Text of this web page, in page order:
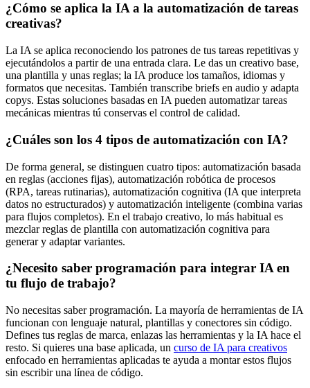
¿Cómo se aplica la IA a la automatización de tareas
creativas?
La IA se aplica reconociendo los patrones de tus tareas repetitivas y
ejecutándolos a partir de una entrada clara. Le das un creativo base,
una plantilla y unas reglas; la IA produce los tamaños, idiomas y
formatos que necesitas. También transcribe briefs en audio y adapta
copys. Estas soluciones basadas en IA pueden automatizar tareas
mecánicas mientras tú conservas el control de calidad.
¿Cuáles son los 4 tipos de automatización con IA?
De forma general, se distinguen cuatro tipos: automatización basada
en reglas (acciones fijas), automatización robótica de procesos
(RPA, tareas rutinarias), automatización cognitiva (IA que interpreta
datos no estructurados) y automatización inteligente (combina varias
para flujos completos). En el trabajo creativo, lo más habitual es
mezclar reglas de plantilla con automatización cognitiva para
generar y adaptar variantes.
¿Necesito saber programación para integrar IA en
tu flujo de trabajo?
No necesitas saber programación. La mayoría de herramientas de IA
funcionan con lenguaje natural, plantillas y conectores sin código.
Defines tus reglas de marca, enlazas las herramientas y la IA hace el
resto. Si quieres una base aplicada, un curso de IA para creativos
enfocado en herramientas aplicadas te ayuda a montar estos flujos
sin escribir una línea de código.